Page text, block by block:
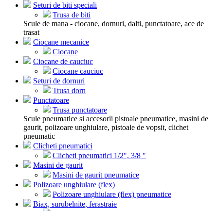
Seturi de biti speciali
Trusa de biti
Scule de mana - ciocane, dornuri, dalti, punctatoare, ace de
trasat
Ciocane mecanice
Ciocane
Ciocane de cauciuc
Ciocane cauciuc
Seturi de dornuri
Trusa dorn
Punctatoare
Trusa punctatoare
Scule pneumatice si accesorii pistoale pneumatice, masini de
gaurit, polizoare unghiulare, pistoale de vopsit, clichet
pneumatic
Clicheti pneumatici
Clicheti pneumatici 1/2", 3/8 "
Masini de gaurit
Masini de gaurit pneumatice
Polizoare unghiulare (flex)
Polizoare unghiulare (flex) pneumatice
Biax, surubelnite, ferastraie